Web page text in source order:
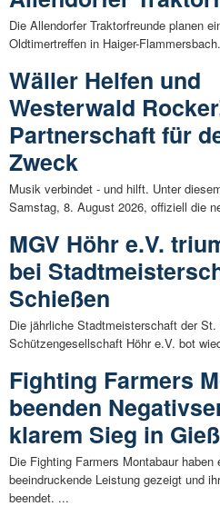
Die Allendorfer Traktorfreunde planen
Oldtimertreffen in Haiger-
Wäller Helfen und
Westerwald
Partnerschaft für
Zweck
Musik verbindet - und hilft. Unter
Samstag, 8. August 2026, offiziell die
MGV Höhr e.V.
bei
Schießen
Die jährliche Stadtmeisterschaft der St.
Schützengesellschaft Höhr e.V. bot
Fighting Farmers
beenden
klarem Sieg in
Die Fighting Farmers Montabaur haben
beeindruckende Leistung gezeigt und
beendet. ...